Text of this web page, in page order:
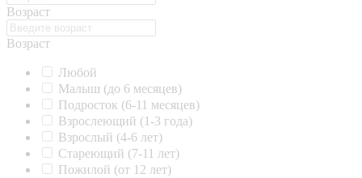
Возраст
Возраст
Любой
Малыш (до 6 месяцев)
Подросток (6-11 месяцев)
Взрослеющий (1-3 года)
Взрослый (4-6 лет)
Стареющий (7-11 лет)
Пожилой (от 12 лет)